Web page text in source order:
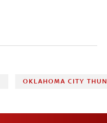
OKLAHOMA CITY